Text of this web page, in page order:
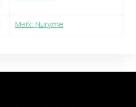
Merk: Nuryme